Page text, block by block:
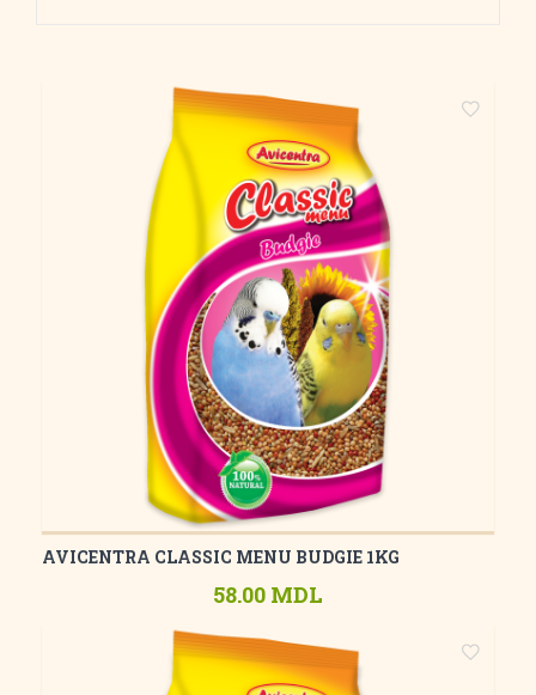
AVICENTRA CLASSIC MENU BUDGIE 1KG
58.00 MDL